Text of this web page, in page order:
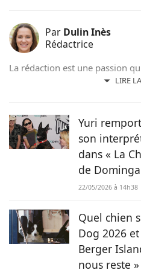
Par Dulin Inès
Rédactrice
LIRE
La rédaction est une passion
années. Férue de poésie et de
rédaction web et ainsi faire de
Yuri
son
dans « La
de
22/05/2026 à 14h38
Quel chien
Dog 2026
Berger
nous reste »